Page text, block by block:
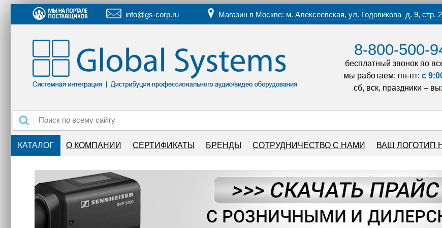
info@gs-corp.ru Магазин в Москве: м. Алексеевская, ул. Годовикова д. 9, стр. 2
8-800-500-
бесплатный звонок по
мы работаем: пн-пт: с
сб, вск, праздники –
КАТАЛОГ О КОМПАНИИ СЕРТИФИКАТЫ БРЕНДЫ СОТРУДНИЧЕСТВО С НАМИ ВАШ ЛОГОТИП